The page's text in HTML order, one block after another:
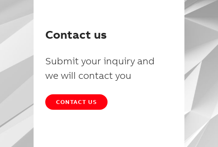
Contact us
Submit your inquiry and
we will contact you
CONTACT US